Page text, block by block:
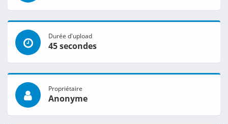
Durée d'upload
45 secondes
Propriétaire
Anonyme